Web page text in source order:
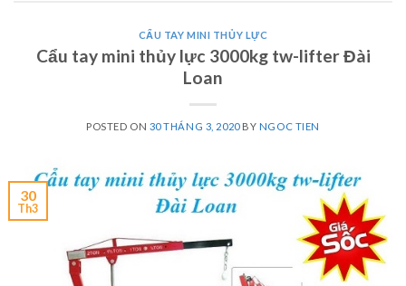
CẨU TAY MINI THỦY LỰC
Cẩu tay mini thủy lực 3000kg tw-lifter Đài
Loan
POSTED ON 30 THÁNG 3, 2020BY NGOC TIEN
30
Th3